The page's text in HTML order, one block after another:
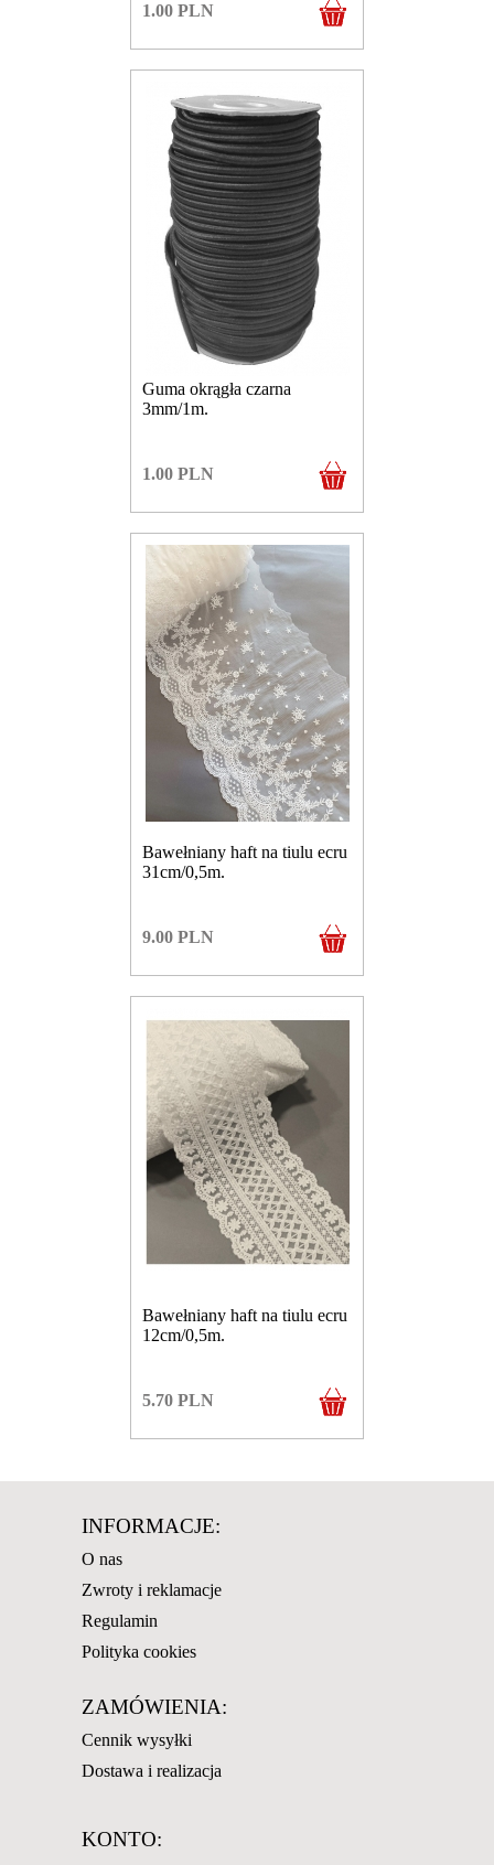
1.00 PLN
Guma okrągła czarna
3mm/1m.
1.00 PLN
Bawełniany haft na tiulu ecru
31cm/0,5m.
9.00 PLN
Bawełniany haft na tiulu ecru
12cm/0,5m.
5.70 PLN
INFORMACJE:
O nas
Zwroty i reklamacje
Regulamin
Polityka cookies
ZAMÓWIENIA:
Cennik wysyłki
Dostawa i realizacja
KONTO: